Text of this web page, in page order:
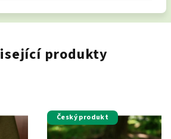
produkty
Český produkt